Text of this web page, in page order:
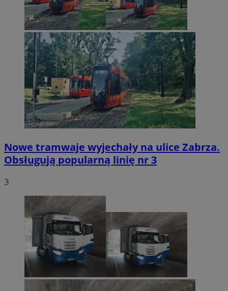
Nowe tramwaje wyjechały na ulice Zabrza.
Obsługują popularną linię nr 3
3